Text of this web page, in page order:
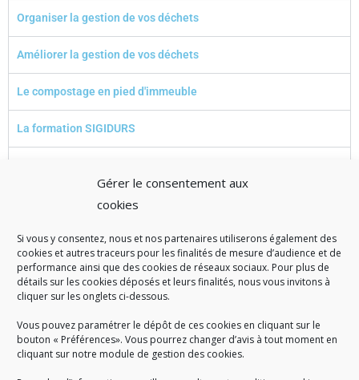
Gérer le consentement aux
cookies
Si vous y consentez, nous et nos partenaires utiliserons également des
cookies et autres traceurs pour les finalités de mesure d’audience et de
performance ainsi que des cookies de réseaux sociaux. Pour plus de
détails sur les cookies déposés et leurs finalités, nous vous invitons à
cliquer sur les onglets ci-dessous.
Vous pouvez paramétrer le dépôt de ces cookies en cliquant sur le
bouton « Préférences». Vous pourrez changer d’avis à tout moment en
cliquant sur notre module de gestion des cookies.
Organiser la gestion de vos déchets
Améliorer la gestion de vos déchets
Le compostage en pied d'immeuble
La formation SIGIDURS
A SAVOIR
Créé en 1978, le Sigidurs est un établissement public quiexerce
des missions de service public : la prévention, la collecte et la
valorisation des déchets ménagers et assimilés produits par son
territoire.